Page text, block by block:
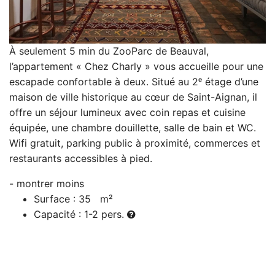
À seulement 5 min du ZooParc de Beauval,
l’appartement « Chez Charly » vous accueille pour une
escapade confortable à deux. Situé au 2ᵉ étage d’une
maison de ville historique au cœur de Saint-Aignan, il
offre un séjour lumineux avec coin repas et cuisine
équipée, une chambre douillette, salle de bain et WC.
Wifi gratuit, parking public à proximité, commerces et
restaurants accessibles à pied.
Surface : 35 m²
Capacité : 1-2 pers.